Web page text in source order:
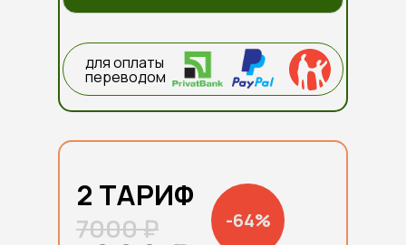
2 ТАРИФ
7000 ₽ -64%
для оплаты
переводом